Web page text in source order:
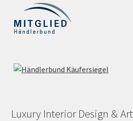
Luxury Interior Design & Art